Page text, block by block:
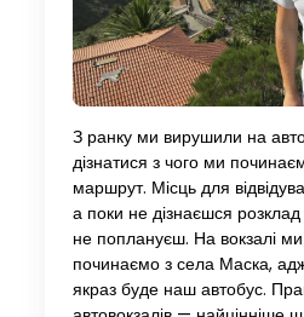
З ранку ми вирушили на
дізнатися з чого ми
маршрут. Місць для
а поки не дізнаєшся розклад
не поплануєш. На вокзалі
починаємо з села Маска,
якраз буде наш автобус.